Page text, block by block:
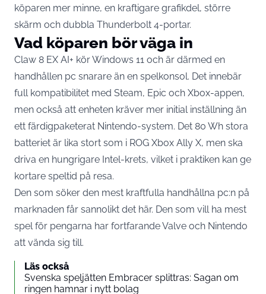
köparen mer minne, en kraftigare grafikdel, större
skärm och dubbla Thunderbolt 4-portar.
Vad köparen bör väga in
Claw 8 EX AI+ kör Windows 11 och är därmed en
handhållen pc snarare än en spelkonsol. Det innebär
full kompatibilitet med Steam, Epic och Xbox-appen,
men också att enheten kräver mer initial inställning än
ett färdigpaketerat Nintendo-system. Det 80 Wh stora
batteriet är lika stort som i ROG Xbox Ally X, men ska
driva en hungrigare Intel-krets, vilket i praktiken kan ge
kortare speltid på resa.
Den som söker den mest kraftfulla handhållna pc:n på
marknaden får sannolikt det här. Den som vill ha mest
spel för pengarna har fortfarande Valve och Nintendo
att vända sig till.
Läs också
Svenska speljätten Embracer splittras: Sagan om
ringen hamnar i nytt bolag